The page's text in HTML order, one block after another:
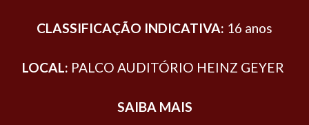
CLASSIFICAÇÃO INDICATIVA: 16 anos
LOCAL: PALCO AUDITÓRIO HEINZ GEYER
SAIBA MAIS